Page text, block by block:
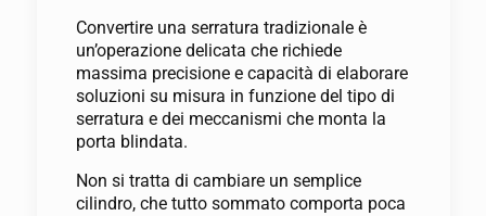
Convertire una serratura tradizionale è
un’operazione delicata che richiede
massima precisione e capacità di elaborare
soluzioni su misura in funzione del tipo di
serratura e dei meccanismi che monta la
porta blindata.
Non si tratta di cambiare un semplice
cilindro, che tutto sommato comporta poca